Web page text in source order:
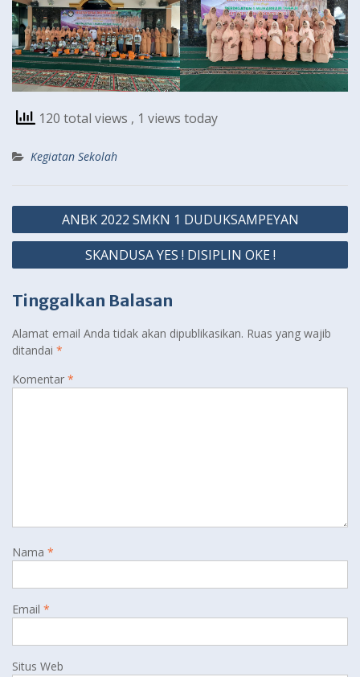
120 total views , 1 views today
Kegiatan Sekolah
Navigasi
pos
ANBK 2022 SMKN 1 DUDUKSAMPEYAN
SKANDUSA YES ! DISIPLIN OKE !
Tinggalkan Balasan
Alamat email Anda tidak akan dipublikasikan. Ruas yang wajib
ditandai *
Komentar *
Nama *
Email *
Situs Web